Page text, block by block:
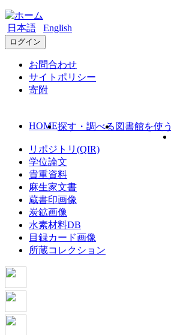
日本語 English
ログイン
お問合わせ
サイトポリシー
寄附
HOME探す・調べる 図書館を使う
リポジトリ(QIR)
学位論文
貴重資料
麻生家文書
蔵書印画像
炭鉱画像
水素材料DB
目録カード画像
所蔵コレクション